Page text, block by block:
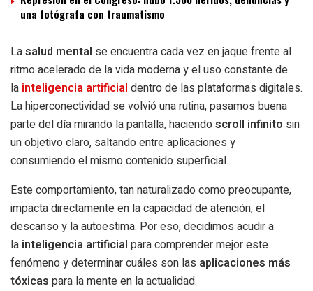
una fotógrafa con traumatismo
Lasalud mental se encuentra cada vez en jaque frente al
ritmo acelerado de la vida moderna y el uso constante de
la inteligencia artificial dentro de las plataformas digitales.
La hiperconectividad se volvió una rutina, pasamos buena
parte del día mirando la pantalla, haciendoscroll infinito sin
un objetivo claro, saltando entre aplicaciones y
consumiendo el mismo contenido superficial.
Este comportamiento, tan naturalizado como preocupante,
impacta directamente en la capacidad de atención, el
descanso y la autoestima. Por eso, decidimos acudir a
la inteligencia artificial para comprender mejor este
fenómeno y determinar cuáles son las aplicaciones más
tóxicas para la mente en la actualidad.